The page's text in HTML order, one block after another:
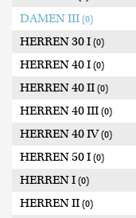
DAMEN III (0)
HERREN 30 I (0)
HERREN 40 I (0)
HERREN 40 II (0)
HERREN 40 III (0)
HERREN 40 IV(0)
HERREN 50 I (0)
HERREN I (0)
HERREN II (0)